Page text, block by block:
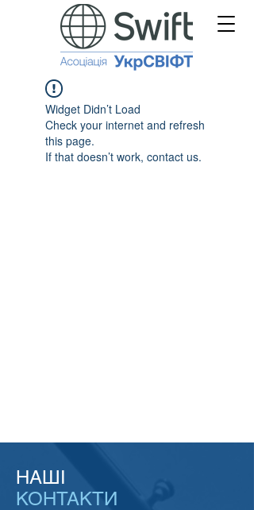
Widget Didn’t Load
Check your internet and refresh
this page.
If that doesn’t work, contact us.
НАШІ
КОНТАКТИ